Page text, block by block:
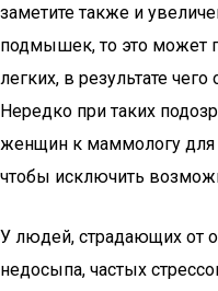
заметите также и
подмышек, то это может
легких, в результате
Нередко при таких
женщин к маммологу
чтобы исключить
У людей, страдающих от
недосыпа, частых